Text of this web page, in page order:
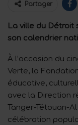
Partager
La ville du Détroit
son calendrier
À l’occasion du
Verte, la
éducative,
avec la Direction
Tanger-Tétouan-
célébration